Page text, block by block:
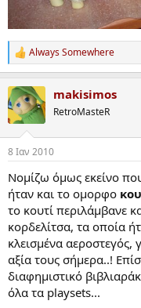
R
e
c
t
i
s
Always Somewhere
makisimos
RetroMasteR
8 Ιαν 2010
Νομίζω όμως εκείνο
ήταν και το ομορφο
το κουτί περιλάμβανε
κορδελίτσα, τα οποία
κλεισμένα αεροστεγός,
αξία τους σήμερα..!
διαφημιστικό
όλα τα playsets...